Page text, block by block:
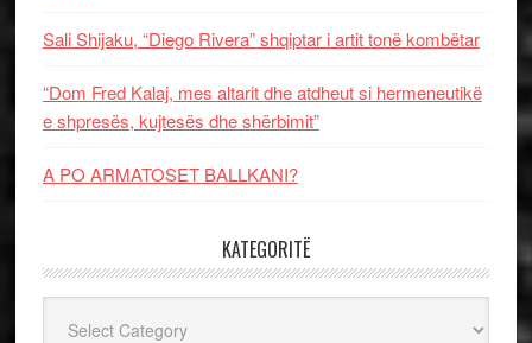
Sali Shijaku, “Diego Rivera” shqiptar i artit tonë kombëtar
“Dom Fred Kalaj, mes altarit dhe atdheut si hermeneutikë
e shpresës, kujtesës dhe shërbimit”
A PO ARMATOSET BALLKANI?
KATEGORITË